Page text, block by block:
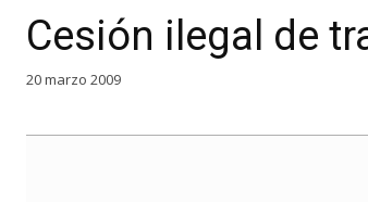
Cesión ilegal de
20 marzo 2009